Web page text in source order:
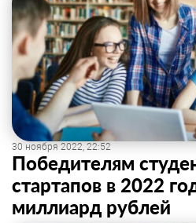
30 ноября 2022, 22:52
Победителям
стартапов в 2022
миллиард рублей